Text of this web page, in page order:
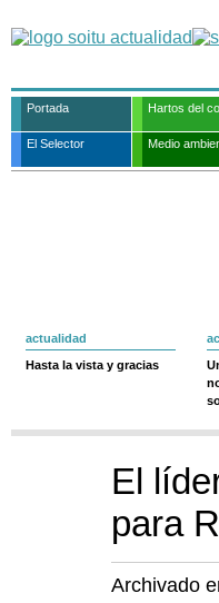
Portada Hartos del
El Selector Medio
actualidad
Hasta la vista y gracias
El
para
Archivado